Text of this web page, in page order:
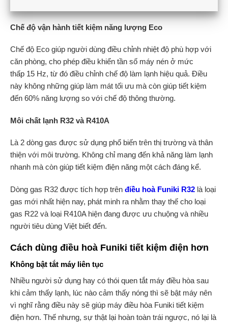
Chế độ vận hành tiết kiệm năng lượng Eco
Chế độ Eco giúp người dùng điều chỉnh nhiệt độ phù hợp với
căn phòng, cho phép điều khiển tần số máy nén ở mức
thấp 15 Hz, từ đó điều chỉnh chế độ làm lạnh hiệu quả. Điều
này không những giúp làm mát tối ưu mà còn giúp tiết kiệm
đến 60% năng lượng so với chế độ thông thường.
Môi chất lạnh R32 và R410A
Là 2 dòng gas được sử dụng phổ biến trên thị trường và thân
thiện với môi trường. Không chỉ mang đến khả năng làm lạnh
nhanh mà còn giúp tiết kiệm điện năng một cách đáng kể.
Dòng gas R32 được tích hợp trên điều hoà Funiki R32 là loại
gas mới nhất hiện nay, phát minh ra nhằm thay thế cho loại
gas R22 và loại R410A hiện đang được ưu chuộng và nhiều
người tiêu dùng Việt biết đến.
Cách dùng điều hoà Funiki tiết kiệm điện hơn
Không bật tắt máy liên tục
Nhiều người sử dụng hay có thói quen tắt máy điều hòa sau
khi cảm thấy lạnh, lúc nào cảm thấy nóng thì sẽ bật máy nên
vì nghĩ rằng điều này sẽ giúp máy điều hòa Funiki tiết kiệm
điện hơn. Thế nhưng, sự thật lại hoàn toàn trái ngược, nó lại là